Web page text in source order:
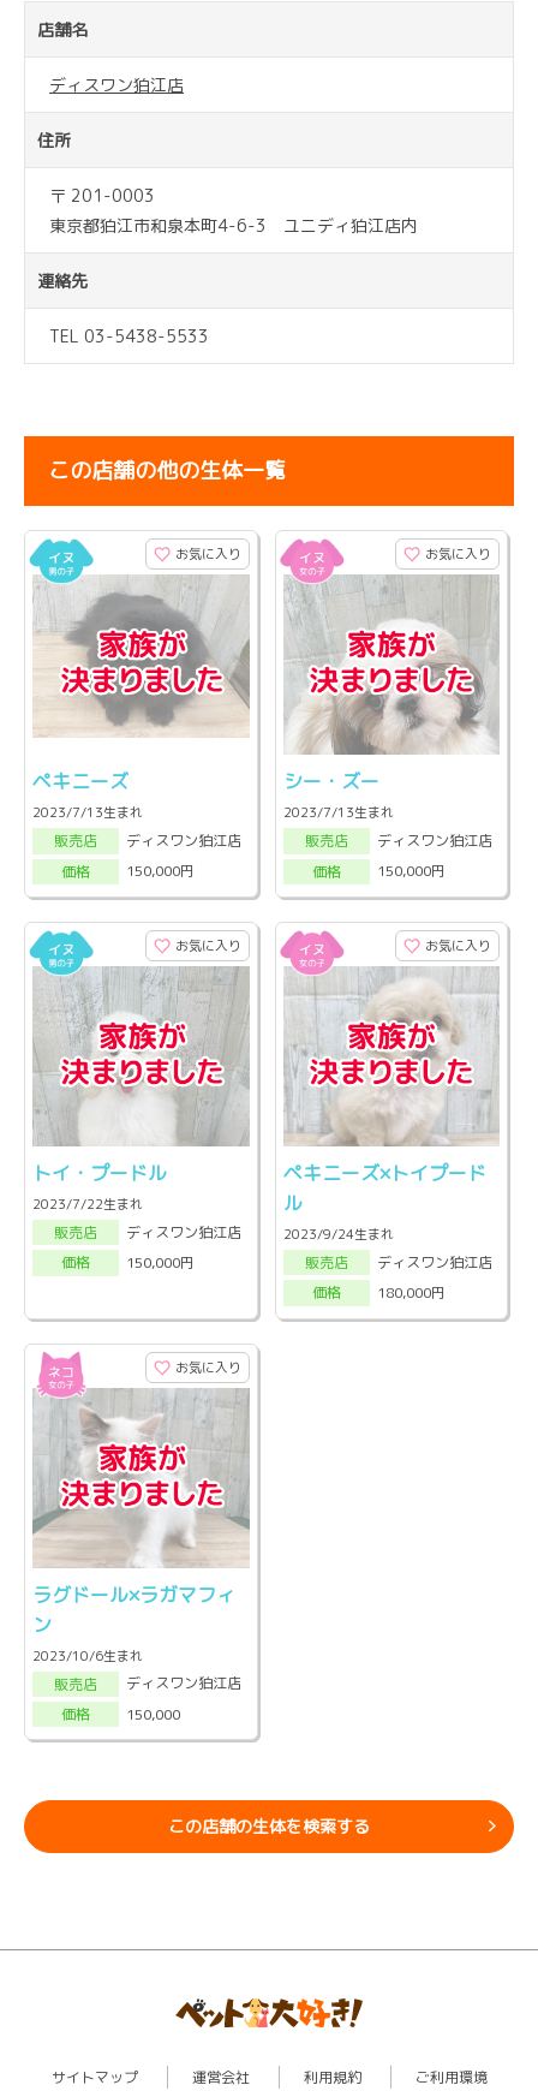
店舗名
ディスワン狛江店
住所
〒 201-0003
東京都狛江市和泉本町4-6-3 ユニディ狛江店内
連絡先
TEL 03-5438-5533
この店舗の他の生体一覧
お気に入り
ペキニーズ
2023/7/13生まれ
販売店
ディスワン狛江店
価格
150,000円
お気に入り
シー・ズー
2023/7/13生まれ
販売店
ディスワン狛江店
価格
150,000円
お気に入り
トイ・プードル
2023/7/22生まれ
販売店
ディスワン狛江店
価格
150,000円
お気に入り
ペキニーズ×トイプード
ル
2023/9/24生まれ
販売店
ディスワン狛江店
価格
180,000円
お気に入り
ラグドール×ラガマフィ
ン
2023/10/6生まれ
販売店
ディスワン狛江店
価格
150,000
この店舗の生体を検索する
サイトマップ 運営会社 利用規約 ご利用環境